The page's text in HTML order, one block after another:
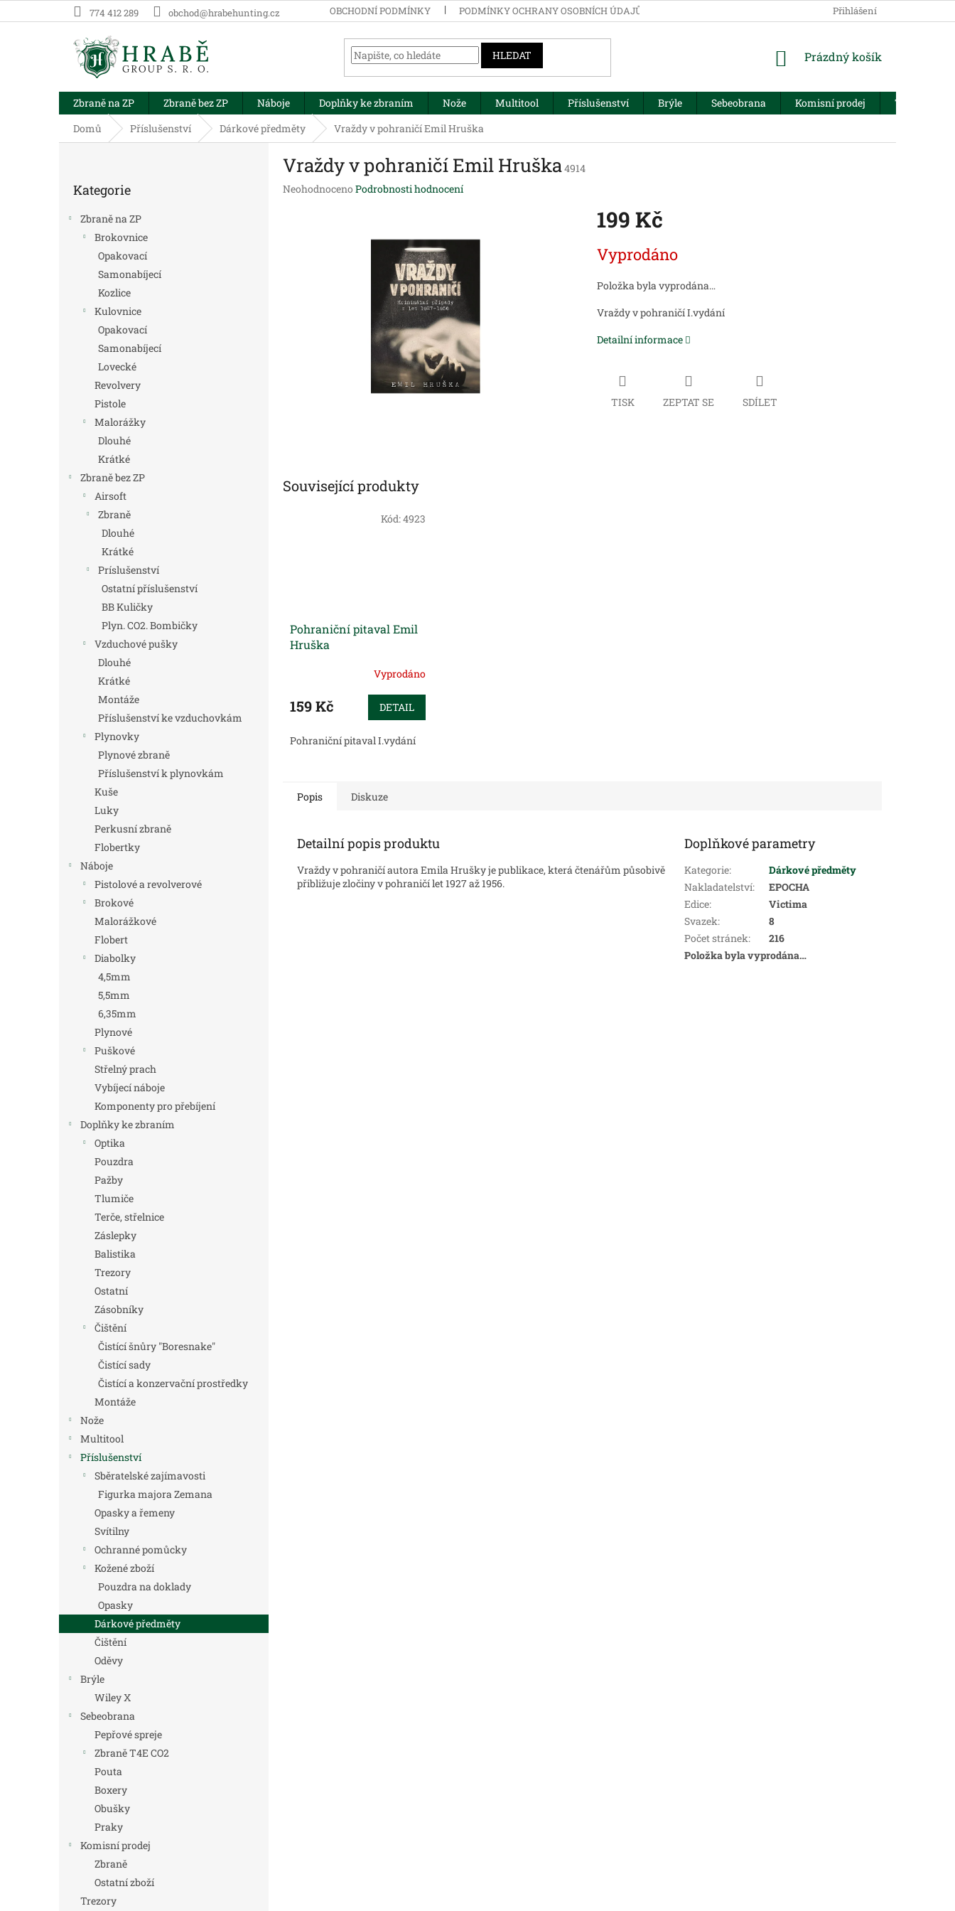
na
774 412 289 obchod@hrabehunting.cz OBCHODNÍ PODMÍNKY PODMÍNKY OCHRANY OSOBNÍCH ÚDAJŮ Přihlášení
HLEDAT
NÁKUPNÍ
Prázdný košík
Zbraně na ZP Zbraně bez ZP Náboje Doplňky ke zbraním Nože Multitool Příslušenství Brýle Sebeobrana Komisní prodej
Trezory
Domů
Příslušenství Dárkové předměty Vraždy v pohraničí Emil Hruška
kategorie
Kategorie
Zbraně na ZP
Brokovnice
Opakovací
Samonabíjecí
Kozlice
Kulovnice
Opakovací
Samonabíjecí
Lovecké
Revolvery
Pistole
Malorážky
Dlouhé
Krátké
Zbraně bez ZP
Airsoft
Zbraně
Dlouhé
Krátké
Príslušenství
Ostatní příslušenství
BB Kuličky
Plyn. CO2. Bombičky
Vzduchové pušky
Dlouhé
Krátké
Montáže
Příslušenství ke vzduchovkám
Plynovky
Plynové zbraně
Příslušenství k plynovkám
Kuše
Luky
Perkusní zbraně
Flobertky
Náboje
Pistolové a revolverové
Brokové
Malorážkové
Flobert
Diabolky
4,5mm
5,5mm
6,35mm
Plynové
Puškové
Střelný prach
Vybíjecí náboje
Komponenty pro přebíjení
Doplňky ke zbraním
Optika
Pouzdra
Pažby
Tlumiče
Terče, střelnice
Záslepky
Balistika
Trezory
Ostatní
Zásobníky
Čištění
Čistící šnůry "Boresnake"
Čistící sady
Čistící a konzervační prostředky
Montáže
Nože
Multitool
Příslušenství
Sběratelské zajímavosti
Figurka majora Zemana
Opasky a řemeny
Svítilny
Ochranné pomůcky
Kožené zboží
Pouzdra na doklady
Opasky
Dárkové předměty
Čištění
Oděvy
Brýle
Wiley X
Sebeobrana
Pepřové spreje
Zbraně T4E CO2
Pouta
Boxery
Obušky
Praky
Komisní prodej
Zbraně
Ostatní zboží
Trezory
Vraždy v pohraničí Emil Hruška4914
Průměrné
Neohodnoceno Podrobnosti hodnocení
199 Kč
cena:
Vyprodáno
Položka byla vyprodána…
Vraždy v pohraničí I.vydání
Detailní informace
TISK ZEPTAT SE SDÍLET
Související produkty
Pohraniční pitaval Emil
Hruška
Vyprodáno
159 Kč DETAIL
Pohraniční pitaval I.vydání
Kód:4923
Popis Diskuze
Detailní popis produktu
Vraždy v pohraničí autora Emila Hrušky je publikace, která čtenářům působivě
přibližuje zločiny v pohraničí let 1927 až 1956.
Doplňkové parametry
Kategorie:
Dárkové předměty
Nakladatelství:
EPOCHA
Edice:
Victima
Svazek:
8
Počet stránek:
216
Položka byla vyprodána…